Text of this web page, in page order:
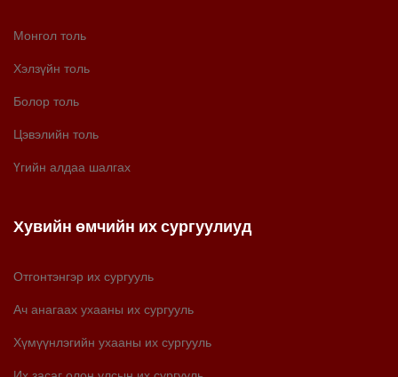
Монгол толь
Хэлзүйн толь
Болор толь
Цэвэлийн толь
Үгийн алдаа шалгах
Хувийн өмчийн их сургуулиуд
Отгонтэнгэр их сургууль
Ач анагаах ухааны их сургууль
Хүмүүнлэгийн ухааны их сургууль